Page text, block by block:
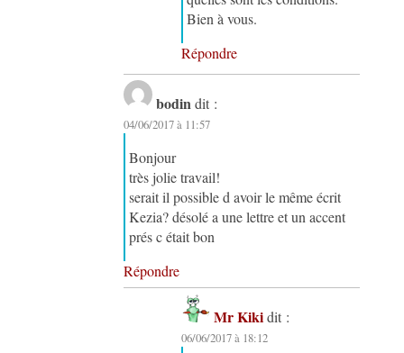
Bien à vous.
Répondre
bodin dit :
04/06/2017 à 11:57
Bonjour
très jolie travail!
serait il possible d avoir le même écrit
Kezia? désolé a une lettre et un accent
prés c était bon
Répondre
Mr Kiki dit :
06/06/2017 à 18:12